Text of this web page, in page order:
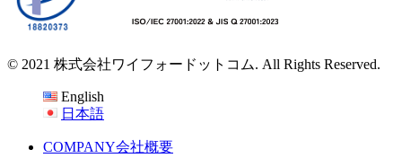
© 2021 株式会社ワイフォードットコム. All Rights Reserved.
English
日本語
COMPANY会社概要